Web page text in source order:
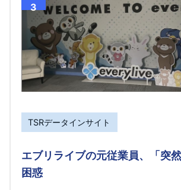
3
TSRデータインサイト
エブリライブの元従業員、「突
困惑